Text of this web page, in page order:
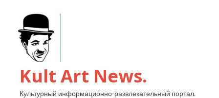
Kult Art News.
Культурный информационно-развлекательный портал.